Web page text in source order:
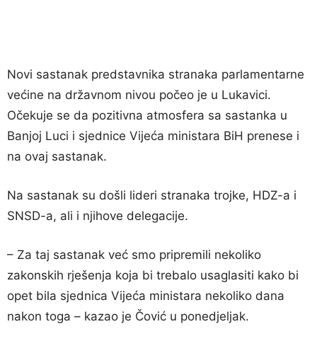
Novi sastanak predstavnika stranaka parlamentarne
većine na državnom nivou počeo je u Lukavici.
Očekuje se da pozitivna atmosfera sa sastanka u
Banjoj Luci i sjednice Vijeća ministara BiH prenese i
na ovaj sastanak.
Na sastanak su došli lideri stranaka trojke, HDZ-a i
SNSD-a, ali i njihove delegacije.
– Za taj sastanak već smo pripremili nekoliko
zakonskih rješenja koja bi trebalo usaglasiti kako bi
opet bila sjednica Vijeća ministara nekoliko dana
nakon toga – kazao je Čović u ponedjeljak.